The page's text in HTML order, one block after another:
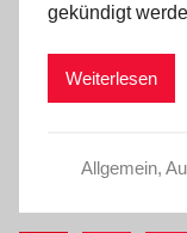
gekündigt
Weiterlesen
Allgemein,